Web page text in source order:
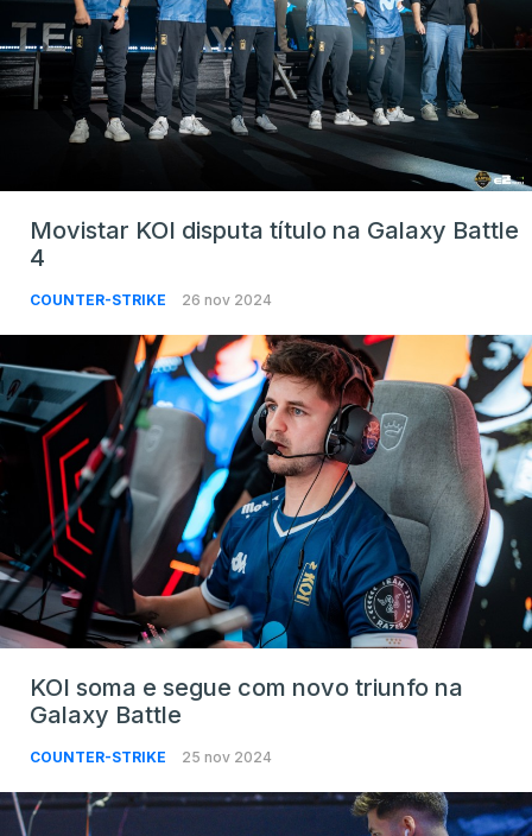
Movistar KOI disputa título na Galaxy Battle
4
COUNTER-STRIKE 26 nov 2024
KOI soma e segue com novo triunfo na
Galaxy Battle
COUNTER-STRIKE 25 nov 2024